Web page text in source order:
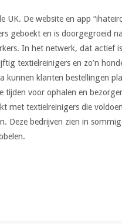
UK. De website en app
geboekt en is doorgegroeid
In het netwerk, dat actief
textielreinigers en zo’n
kunnen klanten bestellingen
tijden voor ophalen en
met textielreinigers die
Deze bedrijven zien in